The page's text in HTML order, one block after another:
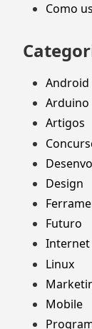
Como
Android
Arduino
Artigos
Design
Futuro
Internet
Linux
Mobile